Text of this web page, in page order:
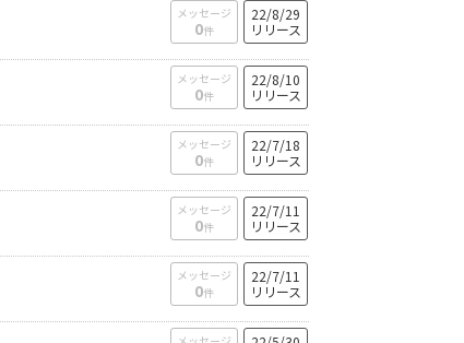
メッセージ
0件
22/8/29
リリース
メッセージ
0件
22/8/10
リリース
メッセージ
0件
22/7/18
リリース
メッセージ
0件
22/7/11
リリース
メッセージ
0件
22/7/11
リリース